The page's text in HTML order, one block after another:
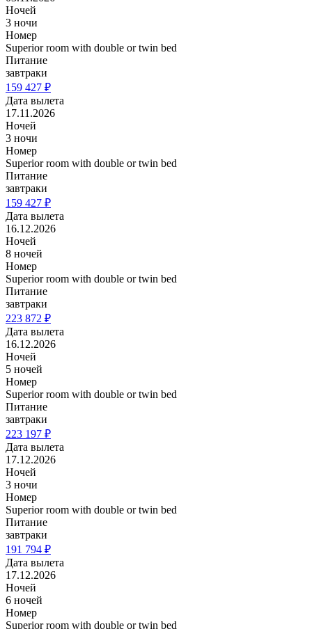
Ночей
3 ночи
Номер
Superior room with double or twin bed
Питание
завтраки
159 427 ₽
Дата вылета
17.11.2026
Ночей
3 ночи
Номер
Superior room with double or twin bed
Питание
завтраки
159 427 ₽
Дата вылета
16.12.2026
Ночей
8 ночей
Номер
Superior room with double or twin bed
Питание
завтраки
223 872 ₽
Дата вылета
16.12.2026
Ночей
5 ночей
Номер
Superior room with double or twin bed
Питание
завтраки
223 197 ₽
Дата вылета
17.12.2026
Ночей
3 ночи
Номер
Superior room with double or twin bed
Питание
завтраки
191 794 ₽
Дата вылета
17.12.2026
Ночей
6 ночей
Номер
Superior room with double or twin bed